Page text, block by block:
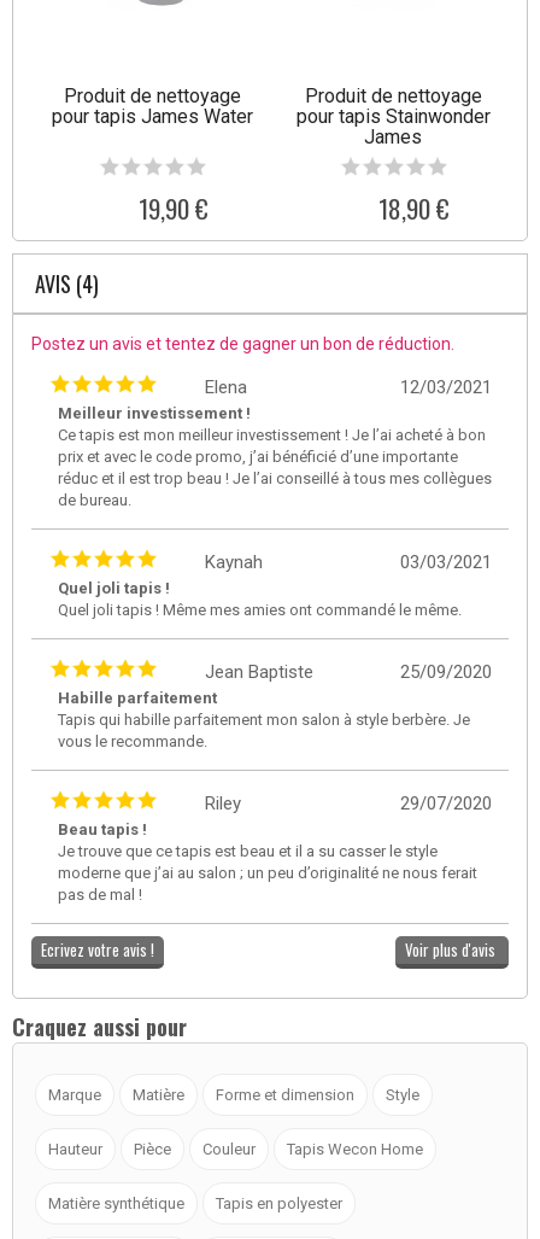
Produit de nettoyage
pour tapis James Water
19,90 €
Produit de nettoyage
pour tapis Stainwonder
James
18,90 €
AVIS (4)
Postez un avis et tentez de gagner un bon de réduction.
12/03/2021
Elena
Meilleur investissement !
Ce tapis est mon meilleur investissement ! Je l’ai acheté à bon
prix et avec le code promo, j’ai bénéficié d’une importante
réduc et il est trop beau ! Je l’ai conseillé à tous mes collègues
de bureau.
03/03/2021
Kaynah
Quel joli tapis !
Quel joli tapis ! Même mes amies ont commandé le même.
25/09/2020
Jean Baptiste
Habille parfaitement
Tapis qui habille parfaitement mon salon à style berbère. Je
vous le recommande.
29/07/2020
Riley
Beau tapis !
Je trouve que ce tapis est beau et il a su casser le style
moderne que j’ai au salon ; un peu d’originalité ne nous ferait
pas de mal !
Ecrivez votre avis ! Voir plus d'avis
Craquez aussi pour
Marque Matière Forme et dimension Style
Hauteur Pièce Couleur Tapis Wecon Home
Matière synthétique Tapis en polyester